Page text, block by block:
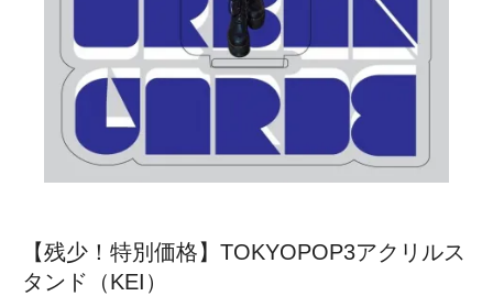
【残少！特別価格】TOKYOPOP3アクリルス
タンド（KEI）